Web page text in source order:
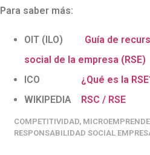
Para saber más:
OIT (ILO) Guía de
social de la empresa (RSE)
ICO ¿Qué es la
WIKIPEDIA RSC / RSE
COMPETITIVIDAD,
RESPONSABILIDAD SOCIAL